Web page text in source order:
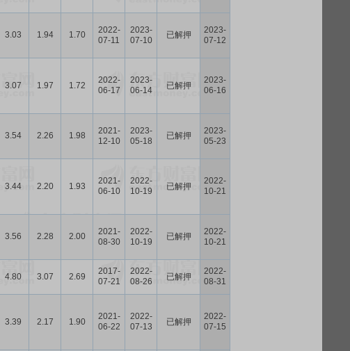
3.03 1.94 1.70
2022-
07-11
2023-
07-10
已解押
2023-
07-12
3.07 1.97 1.72
2022-
06-17
2023-
06-14
已解押
2023-
06-16
3.54 2.26 1.98
2021-
12-10
2023-
05-18
已解押
2023-
05-23
3.44 2.20 1.93
2021-
06-10
2022-
10-19
已解押
2022-
10-21
3.56 2.28 2.00
2021-
08-30
2022-
10-19
已解押
2022-
10-21
4.80 3.07 2.69
2017-
07-21
2022-
08-26
已解押
2022-
08-31
3.39 2.17 1.90
2021-
06-22
2022-
07-13
已解押
2022-
07-15